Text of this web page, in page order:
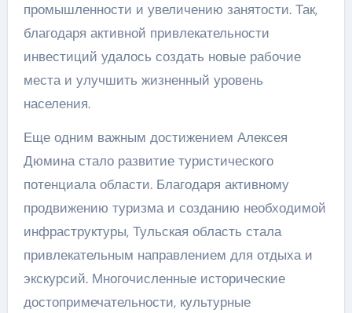
промышленности и увеличению занятости. Так,
благодаря активной привлекательности
инвестиций удалось создать новые рабочие
места и улучшить жизненный уровень
населения.
Еще одним важным достижением Алексея
Дюмина стало развитие туристического
потенциала области. Благодаря активному
продвижению туризма и созданию необходимой
инфраструктуры, Тульская область стала
привлекательным направлением для отдыха и
экскурсий. Многочисленные исторические
достопримечательности, культурные